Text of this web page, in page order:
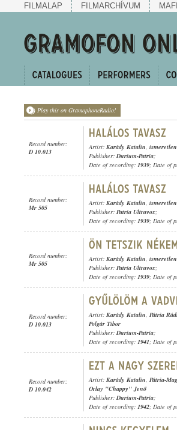
FILMALAP FILMARCHÍVUM
Play this on GramophoneRadio!
Record number:
D 10.013
Artist: Karády Katalin,
Publisher:Durium-Patria;
Date of recording: 1939; Date of
Record number:
Mr 505
Artist: Karády Katalin,
Publisher: Patria Ultravox;
Date of recording: 1939; Date of
Record number:
Mr 505
Artist: Karády Katalin,
Publisher: Patria Ultravox;
Date of recording: 1939; Date of
Record number:
D 10.013
Artist: Karády Katalin, Pátria
Polgár Tibor
Publisher:Durium-Patria;
Date of recording: 1941; Date of
Record number:
D 10.042
Artist: Karády Katalin, Pátria-
Orlay "Chappy" Jenő
Publisher:Durium-Patria;
Date of recording: 1942; Date of